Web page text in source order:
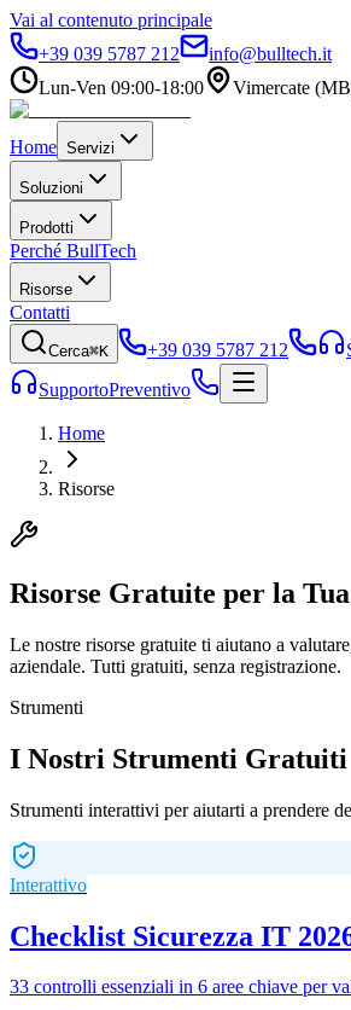
Vai al contenuto principale
+39 039 5787 212
info@bulltech.it
Lun-Ven 09:00-18:00
Vimercate
Home Servizi
Soluzioni
Prodotti
Perché BullTech
Risorse
Contatti
Cerca⌘K +39 039 5787 212
SupportoPreventivo
Home
Risorse
Risorse Gratuite per la Tua
Le nostre risorse gratuite ti aiutano a
aziendale. Tutti gratuiti, senza registrazione.
Strumenti
I Nostri Strumenti Gratuiti
Strumenti interattivi per aiutarti a prendere
Interattivo
Checklist Sicurezza IT
33 controlli essenziali in 6 aree chiave per